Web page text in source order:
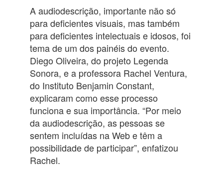
A audiodescrição, importante não só
para deficientes visuais, mas também
para deficientes intelectuais e idosos, foi
tema de um dos painéis do evento.
Diego Oliveira, do projeto Legenda
Sonora, e a professora Rachel Ventura,
do Instituto Benjamin Constant,
explicaram como esse processo
funciona e sua importância. “Por meio
da audiodescrição, as pessoas se
sentem incluídas na Web e têm a
possibilidade de participar”, enfatizou
Rachel.